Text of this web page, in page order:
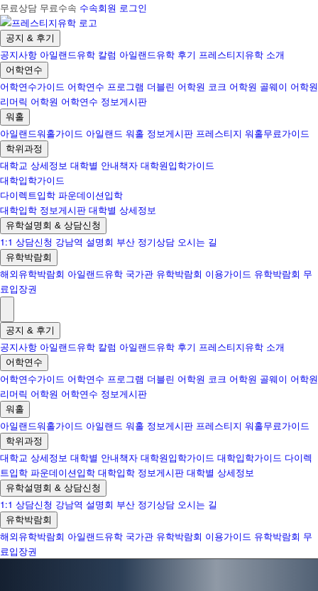
무료상담 무료수속 수속회원 로그인
공지 & 후기
공지사항 아일랜드유학 칼럼 아일랜드유학 후기 프레스티지유학 소개
어학연수
어학연수가이드 어학연수 프로그램 더블린 어학원 코크 어학원 골웨이 어학원
리머릭 어학원 어학연수 정보게시판
워홀
아일랜드워홀가이드 아일랜드 워홀 정보게시판 프레스티지 워홀무료가이드
학위과정
대학교 상세정보 대학별 안내책자 대학원입학가이드
대학입학가이드
다이렉트입학 파운데이션입학
대학입학 정보게시판 대학별 상세정보
유학설명회 & 상담신청
1:1 상담신청 강남역 설명회 부산 정기상담 오시는 길
유학박람회
해외유학박람회 아일랜드유학 국가관 유학박람회 이용가이드 유학박람회 무
료입장권
공지 & 후기
공지사항 아일랜드유학 칼럼 아일랜드유학 후기 프레스티지유학 소개
어학연수
어학연수가이드 어학연수 프로그램 더블린 어학원 코크 어학원 골웨이 어학원
리머릭 어학원 어학연수 정보게시판
워홀
아일랜드워홀가이드 아일랜드 워홀 정보게시판 프레스티지 워홀무료가이드
학위과정
대학교 상세정보 대학별 안내책자 대학원입학가이드 대학입학가이드 다이렉
트입학 파운데이션입학 대학입학 정보게시판 대학별 상세정보
유학설명회 & 상담신청
1:1 상담신청 강남역 설명회 부산 정기상담 오시는 길
유학박람회
해외유학박람회 아일랜드유학 국가관 유학박람회 이용가이드 유학박람회 무
료입장권